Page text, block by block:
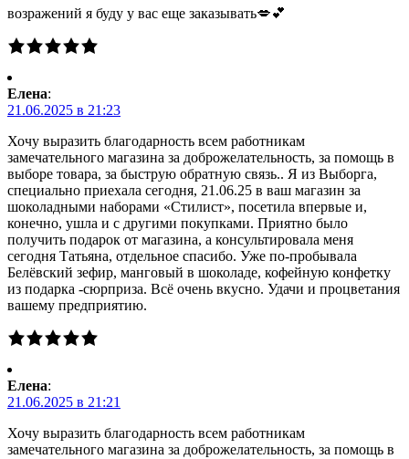
возражений я буду у вас еще заказывать💋💕
Елена:
21.06.2025 в 21:23
Хочу выразить благодарность всем работникам
замечательного магазина за доброжелательность, за помощь в
выборе товара, за быструю обратную связь.. Я из Выборга,
специально приехала сегодня, 21.06.25 в ваш магазин за
шоколадными наборами «Стилист», посетила впервые и,
конечно, ушла и с другими покупками. Приятно было
получить подарок от магазина, а консультировала меня
сегодня Татьяна, отдельное спасибо. Уже по-пробывала
Белёвский зефир, манговый в шоколаде, кофейную конфетку
из подарка -сюрприза. Всё очень вкусно. Удачи и процветания
вашему предприятию.
Елена:
21.06.2025 в 21:21
Хочу выразить благодарность всем работникам
замечательного магазина за доброжелательность, за помощь в